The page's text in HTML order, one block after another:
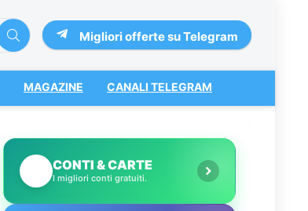
Migliori offerte su Telegram
MAGAZINE CANALI TELEGRAM
CONTI & CARTE
I migliori conti gratuiti.